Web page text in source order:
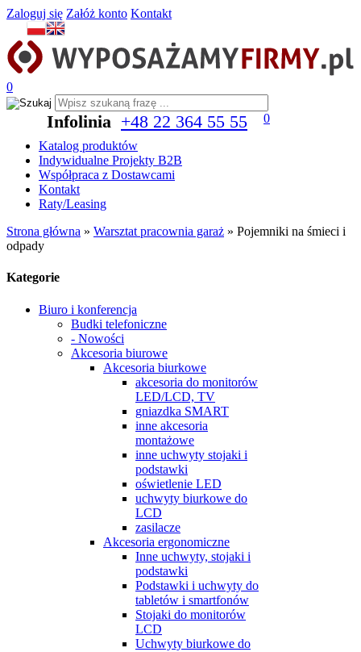
Zaloguj się Załóż konto Kontakt
0
Infolinia +48 22 364 55 55
0
Katalog produktów
Indywidualne Projekty B2B
Współpraca z Dostawcami
Kontakt
Raty/Leasing
Strona główna » Warsztat pracownia garaż » Pojemniki na śmieci i
odpady
Kategorie
Biuro i konferencja
Budki telefoniczne
- Nowości
Akcesoria biurowe
Akcesoria biurkowe
akcesoria do monitorów
LED/LCD, TV
gniazdka SMART
inne akcesoria
montażowe
inne uchwyty stojaki i
podstawki
oświetlenie LED
uchwyty biurkowe do
LCD
zasilacze
Akcesoria ergonomiczne
Inne uchwyty, stojaki i
podstawki
Podstawki i uchwyty do
tabletów i smartfonów
Stojaki do monitorów
LCD
Uchwyty biurkowe do